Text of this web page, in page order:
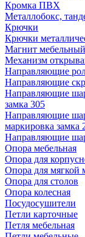
Кромка ПВХ
Металлобокс,
Крючки
Крючки
Магнит мебельный
Механизм
Направляющие
Направляющие
Направляющие
замка 305
Направляющие
маркировка замка
Направляющие
Опора мебельная
Опора для
Опора для мягкой
Опора для столов
Опора колесная
Посудосушители
Петли карточные
Петля мебельная